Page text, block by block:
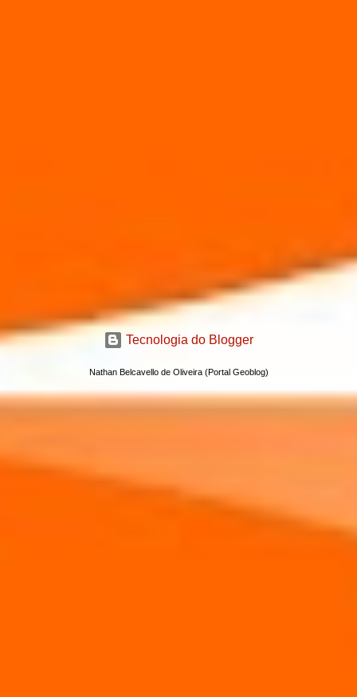
Tecnologia do Blogger
Nathan Belcavello de Oliveira (Portal Geoblog)